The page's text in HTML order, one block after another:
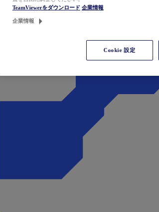
TeamViewerをダウンロード 企業情報
企業情報
Cookie 設定